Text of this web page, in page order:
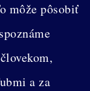
môže pôsobiť
a za